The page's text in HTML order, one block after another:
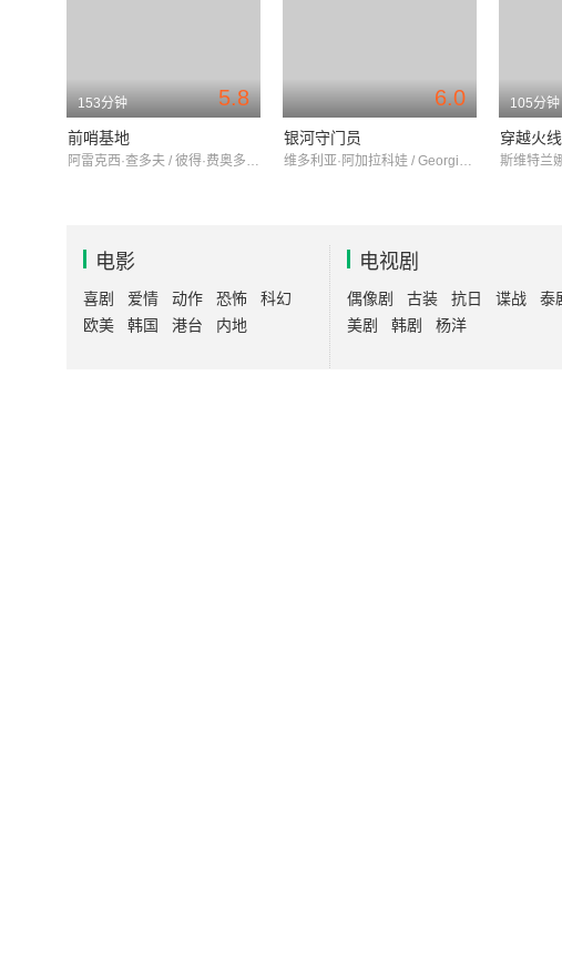
5.8
153分钟
前哨基地
阿雷克西·查多夫 / 彼得·费奥多罗夫 / 斯维特兰娜·伊万诺娃
6.0
银河守门员
维多利亚·阿加拉科娃 / GeorgiyBestaev / KhristinaBlokhina
105分钟
穿越火线
电影
喜剧 爱情 动作 恐怖
科幻
欧美
韩国 港台 内地
电视剧
偶像剧 古装 抗日 谍战
泰
美剧
韩剧 杨洋